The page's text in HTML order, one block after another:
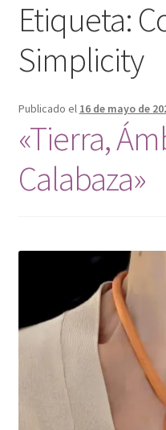
Blog
Filosofía de marca
Mi cuenta
Etiqueta:
Simplicity
Publicado el 16 de mayo de
«Tierra,
Calabaza»